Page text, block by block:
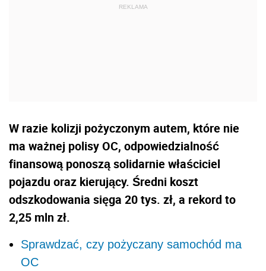
W razie kolizji pożyczonym autem, które nie
ma ważnej polisy OC, odpowiedzialność
finansową ponoszą solidarnie właściciel
pojazdu oraz kierujący. Średni koszt
odszkodowania sięga 20 tys. zł, a rekord to
2,25 mln zł.
Sprawdzać, czy pożyczany samochód ma
OC